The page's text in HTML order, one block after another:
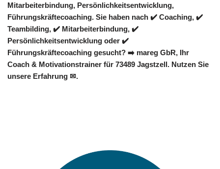
Mitarbeiterbindung, Persönlichkeitsentwicklung,
Führungskräftecoaching. Sie haben nach ✔️ Coaching, ✔️
Teambilding, ✔️ Mitarbeiterbindung, ✔️
Persönlichkeitsentwicklung oder ✔️
Führungskräftecoaching gesucht? ➡️ mareg GbR, Ihr
Coach & Motivationstrainer für 73489 Jagstzell. Nutzen Sie
unsere Erfahrung ✉.